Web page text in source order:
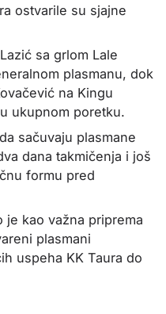
ostvarile su sjajne
sa grlom Lale
plasmanu, dok
na Kingu
ukupnom poretku.
sačuvaju plasmane
dana takmičenja i još
formu pred
kao važna priprema
plasmani
uspeha KK Taura do